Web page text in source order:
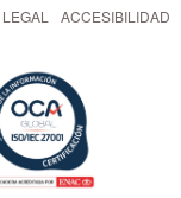
ACCESIBILIDAD